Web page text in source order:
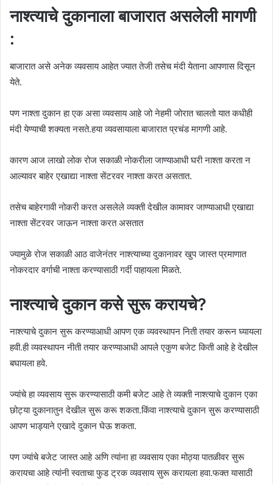
नाश्त्याचे दुकानाला बाजारात असलेली मागणी
:
बाजारात असे अनेक व्यवसाय आहेत ज्यात तेजी तसेच मंदी येताना आपणास दिसून
येते.
पण नाश्ता दुकान हा एक असा व्यवसाय आहे जो नेहमी जोरात चालतो यात कधीही
मंदी येण्याची शक्यता नसते.हया व्यवसायाला बाजारात प्रचंड मागणी आहे.
कारण आज लाखो लोक रोज सकाळी नोकरीला जाण्याआधी घरी नाश्ता करता न
आल्यावर बाहेर एखाद्या नाश्ता सेंटरवर नाश्ता करत असतात.
तसेच बाहेरगावी नोकरी करत असलेले व्यक्ती देखील कामावर जाण्याआधी एखाद्या
नाश्ता सेंटरवर जाऊन नाश्ता करत असतात
ज्यामुळे रोज सकाळी आठ वाजेनंतर नाश्त्याच्या दुकानावर खुप जास्त प्रमाणात
नोकरदार वर्गाची नाश्ता करण्यासाठी गर्दी पाहायला मिळते.
नाश्त्याचे दुकान कसे सुरू करायचे?
नाश्त्याचे दुकान सुरू करण्याआधी आपण एक व्यवस्थापन निती तयार करून घ्यायला
हवी.ही व्यवस्थापन नीती तयार करण्याआधी आपले एकुण बजेट किती आहे हे देखील
बघायला हवे.
ज्यांचे हा व्यवसाय सुरू करण्यासाठी कमी बजेट आहे ते व्यक्ती नाश्त्याचे दुकान एका
छोट्या दुकानातुन देखील सुरू करू शकता.किंवा नाश्त्याचे दुकान सुरू करण्यासाठी
आपण भाड्याने एखादे दुकान घेऊ शकता.
पण ज्यांचे बजेट जास्त आहे अणि त्यांना हा व्यवसाय एका मोठ्या पातळीवर सुरू
करायचा आहे त्यांनी स्वताचा फुड ट्रक व्यवसाय सुरू करायला हवा.फक्त यासाठी